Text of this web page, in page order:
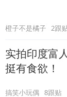
橙子不是橘子 2跟
实拍印度富
挺有食欲！
搞笑小玩偶 8跟贴